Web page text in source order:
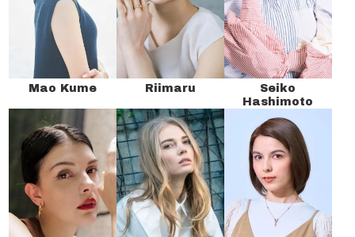
Mao Kume Riimaru
Seiko
Hashimoto